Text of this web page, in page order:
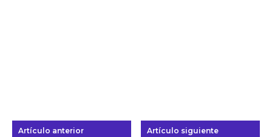
Artículo anterior Artículo siguiente